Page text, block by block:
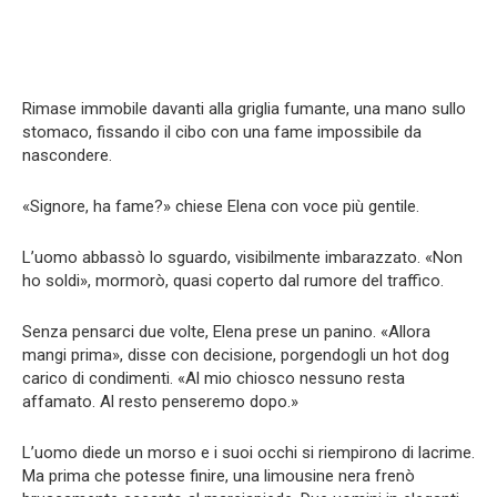
Rimase immobile davanti alla griglia fumante, una mano sullo
stomaco, fissando il cibo con una fame impossibile da
nascondere.
«Signore, ha fame?» chiese Elena con voce più gentile.
L’uomo abbassò lo sguardo, visibilmente imbarazzato. «Non
ho soldi», mormorò, quasi coperto dal rumore del traffico.
Senza pensarci due volte, Elena prese un panino. «Allora
mangi prima», disse con decisione, porgendogli un hot dog
carico di condimenti. «Al mio chiosco nessuno resta
affamato. Al resto penseremo dopo.»
L’uomo diede un morso e i suoi occhi si riempirono di lacrime.
Ma prima che potesse finire, una limousine nera frenò